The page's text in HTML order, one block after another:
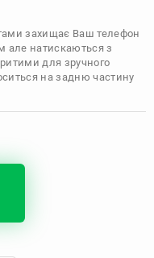
захищає Ваш телефон
але натискаються з
для зручного
на задню частину